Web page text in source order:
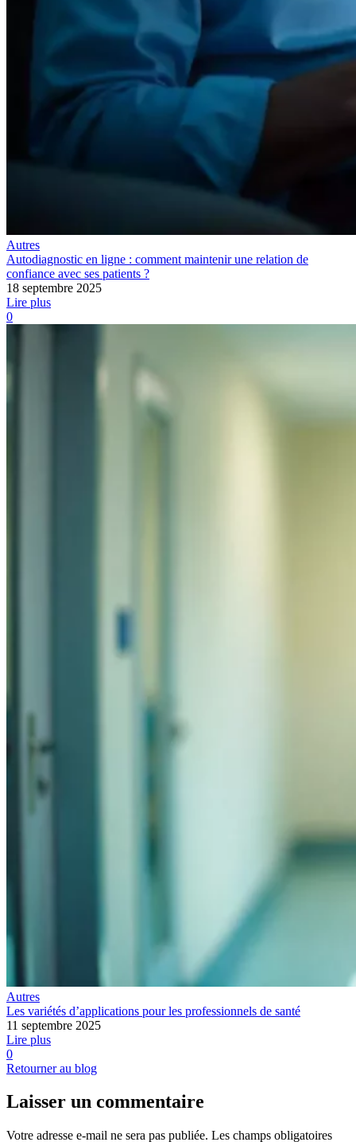
Autres
Autodiagnostic en ligne : comment maintenir une relation de
confiance avec ses patients ?
18 septembre 2025
Lire plus
0
Autres
Les variétés d’applications pour les professionnels de santé
11 septembre 2025
Lire plus
0
Retourner au blog
Laisser un commentaire
Votre adresse e-mail ne sera pas publiée. Les champs obligatoires